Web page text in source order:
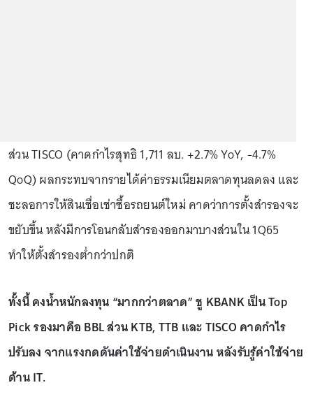
ส่วน TISCO (คาดกำไรสุทธิ 1,711 ลบ. +2.7% YoY, -4.7%
QoQ) ผลกระทบจากรายได้ค่าธรรมเนียมตลาดทุนลดลง และ
ชะลอการให้สินเชื่อเช่าซื้อรถยนต์ใหม่ คาดว่าการตั้งสำรองจะ
ขยับขึ้น หลังมีการโอนกลับสำรองออกมาบางส่วนใน 1Q65
ทำให้ตั้งสำรองต่ำกว่าปกติ
ทั้งนี้ คงน้ำหนักลงทุน “มากกว่าตลาด” ชู KBANK เป็น Top
Pick รองมาคือ BBL ส่วน KTB, TTB และ TISCO คาดกำไร
ปรับลง จากแรงกดดันค่าใช้จ่ายดำเนินงาน หลังรับรู้ค่าใช้จ่าย
ด้าน IT.